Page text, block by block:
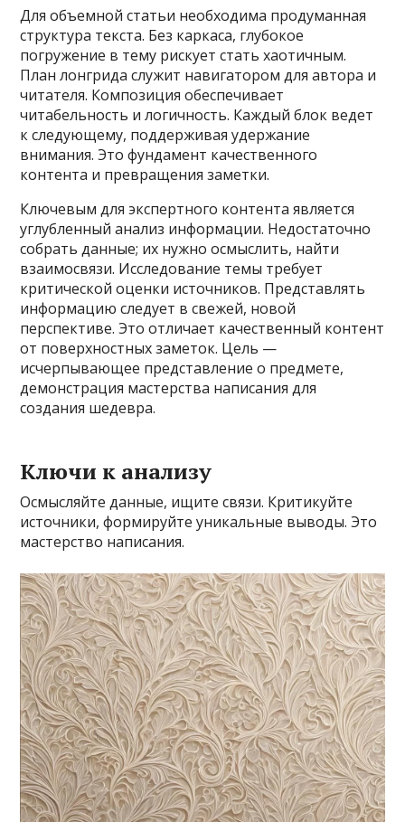
Для объемной статьи необходима продуманная
структура текста. Без каркаса, глубокое
погружение в тему рискует стать хаотичным.
План лонгрида служит навигатором для автора и
читателя. Композиция обеспечивает
читабельность и логичность. Каждый блок ведет
к следующему, поддерживая удержание
внимания. Это фундамент качественного
контента и превращения заметки.
Ключевым для экспертного контента является
углубленный анализ информации. Недостаточно
собрать данные; их нужно осмыслить, найти
взаимосвязи. Исследование темы требует
критической оценки источников. Представлять
информацию следует в свежей, новой
перспективе. Это отличает качественный контент
от поверхностных заметок. Цель —
исчерпывающее представление о предмете,
демонстрация мастерства написания для
создания шедевра.
Ключи к анализу
Осмысляйте данные, ищите связи. Критикуйте
источники, формируйте уникальные выводы. Это
мастерство написания.